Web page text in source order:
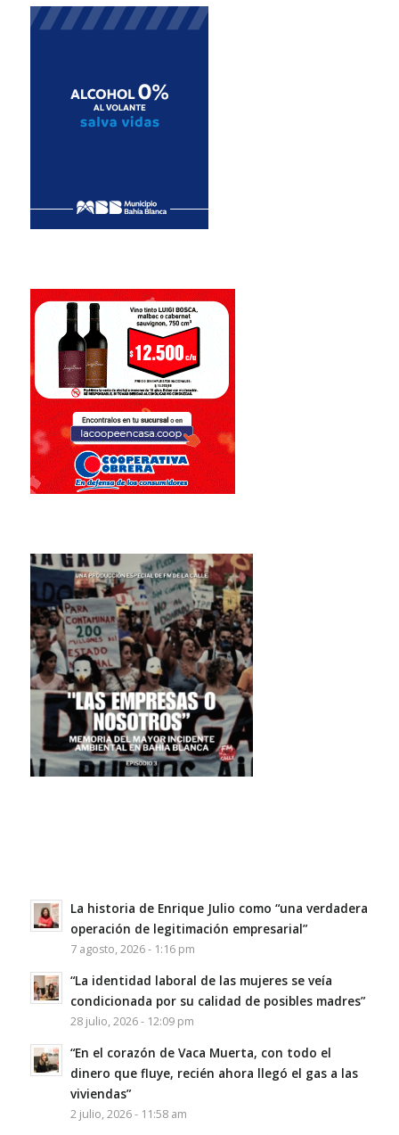
La historia de Enrique Julio como “una verdadera
operación de legitimación empresarial”
7 agosto, 2026 - 1:16 pm
“La identidad laboral de las mujeres se veía
condicionada por su calidad de posibles madres”
28 julio, 2026 - 12:09 pm
“En el corazón de Vaca Muerta, con todo el
dinero que fluye, recién ahora llegó el gas a las
viviendas”
2 julio, 2026 - 11:58 am